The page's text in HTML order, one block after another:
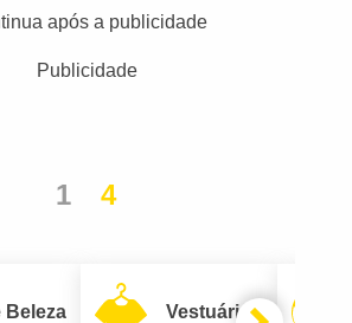
após a publicidade
Publicidade
1 4
Beleza Vestuário